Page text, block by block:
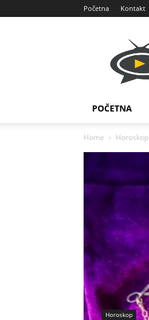
Početna Kontakt
POČETNA
Home Horoskop
Horoskop